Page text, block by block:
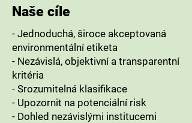
Naše cíle
- Jednoduchá, široce akceptovaná
environmentální etiketa
- Nezávislá, objektivní a transparentní
kritéria
- Srozumitelná klasifikace
- Upozornit na potenciální risk
- Dohled nezávislými institucemi